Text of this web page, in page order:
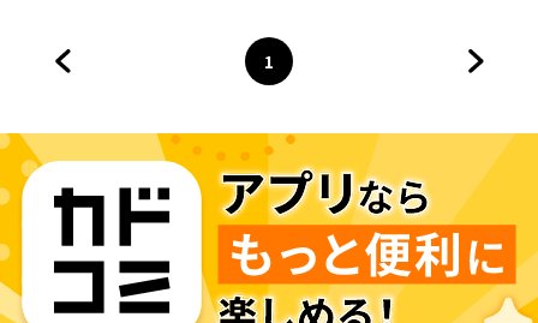
ページ
1
へ